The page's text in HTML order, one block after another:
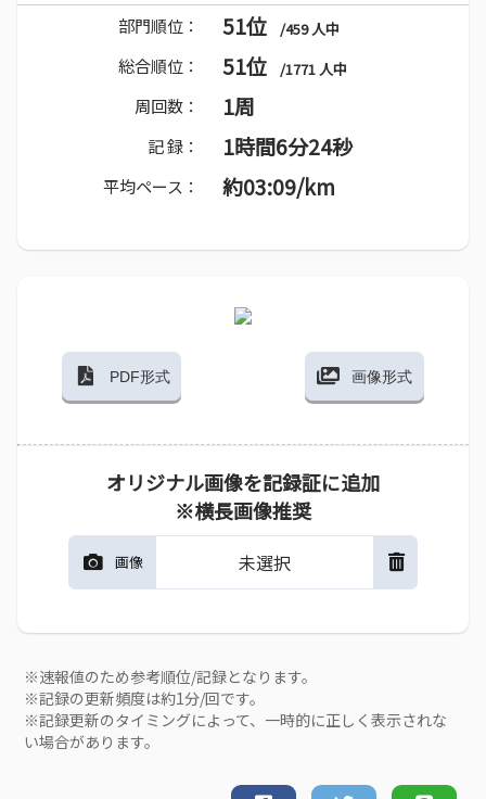
部門順位： 51位 /459 人中
総合順位： 51位 /1771 人中
周回数： 1周
記 録： 1時間6分24秒
平均ペース： 約03:09/km
PDF形式 画像形式
オリジナル画像を記録証に追加
※横長画像推奨
画像 未選択
※速報値のため参考順位/記録となります。
※記録の更新頻度は約1分/回です。
※記録更新のタイミングによって、一時的に正しく表示されな
い場合があります。